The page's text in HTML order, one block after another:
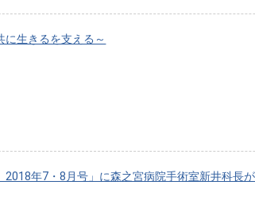
に生きるを支える～
年7・8月号」に森之宮病院手術室新井科長